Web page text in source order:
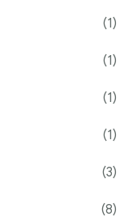
(1)
(1)
(1)
(1)
(3)
(8)